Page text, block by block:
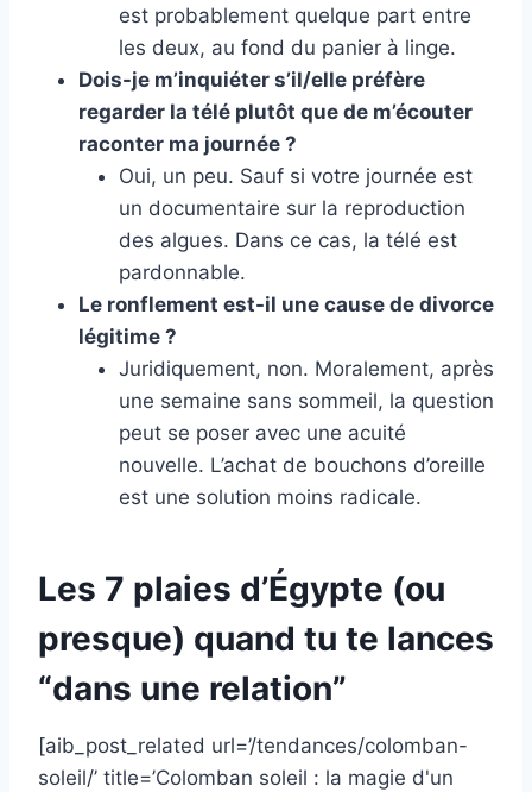
est probablement quelque part entre
les deux, au fond du panier à linge.
Dois-je m’inquiéter s’il/elle préfère
regarder la télé plutôt que de m’écouter
raconter ma journée ?
Oui, un peu. Sauf si votre journée est
un documentaire sur la reproduction
des algues. Dans ce cas, la télé est
pardonnable.
Le ronflement est-il une cause de divorce
légitime ?
Juridiquement, non. Moralement, après
une semaine sans sommeil, la question
peut se poser avec une acuité
nouvelle. L’achat de bouchons d’oreille
est une solution moins radicale.
Les 7 plaies d’Égypte (ou
presque) quand tu te lances
“dans une relation”
[aib_post_related url=’/tendances/colomban-
soleil/’ title=’Colomban soleil : la magie d'un